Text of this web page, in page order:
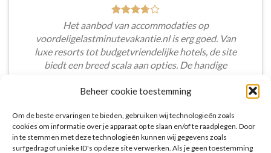
Beheer cookie toestemming
Om de beste ervaringen te bieden, gebruiken wij technologieën zoals
cookies om informatie over je apparaat op te slaan en/of te raadplegen. Door
in te stemmen met deze technologieën kunnen wij gegevens zoals
surfgedrag of unieke ID's op deze site verwerken. Als je geen toestemming
Het aanbod van accommodaties op
voordeligelastminutevakantie.nl is erg goed. Van
luxe resorts tot budgetvriendelijke hotels, de site
biedt een breed scala aan opties. De handige
accommodaties te vinden die aansluiten bij mijn
Tim Beukers /Tilburg